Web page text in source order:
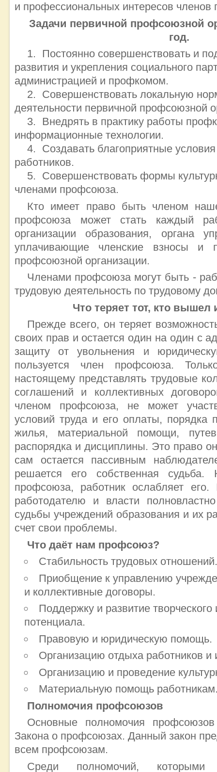
и профессиональных интересов
Задачи первичной профсоюзной
год.
Постоянно совершенствовать и
развития и укрепления социального
администрацией и профкомом.
Совершенствовать локальную
деятельности первичной профсоюзной
Внедрять в практику работы
информационные технологии.
Создавать благоприятные
работников.
Совершенствовать формы
членами профсоюза.
Кто имеет право быть членом
профсоюза может стать каждый
организации образования, органа
уплачивающие членские взносы и
профсоюзной организации.
Членами профсоюза могут быть -
трудовую деятельность по трудовому
Что теряет тот, кто
Прежде всего, он теряет
своих прав и остается один на один с
защиту от увольнения и
пользуется член профсоюза.
настоящему представлять трудовые
соглашений и коллективных
членом профсоюза, не может
условий труда и его оплаты, порядка
жилья, материальной помощи,
распорядка и дисциплины. Это право
сам остается пассивным
решается его собственная
профсоюза, работник ослабляет
работодателю и власти
судьбы учреждений образования и их
счет свои проблемы.
Что даёт нам профсоюз?
Стабильность трудовых отношений.
Приобщение к управлению
и коллективные договоры.
Поддержку и развитие
потенциала.
Правовую и юридическую помощь.
Организацию отдыха работников и
Организацию и проведение
Материальную помощь
Полномочия профсоюзов
Основные полномочия
Закона о профсоюзах. Данный закон
всем профсоюзам.
Среди полномочий, которыми